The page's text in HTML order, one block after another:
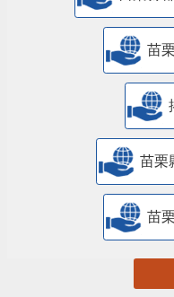
苗栗縣
苗
苗栗
苗